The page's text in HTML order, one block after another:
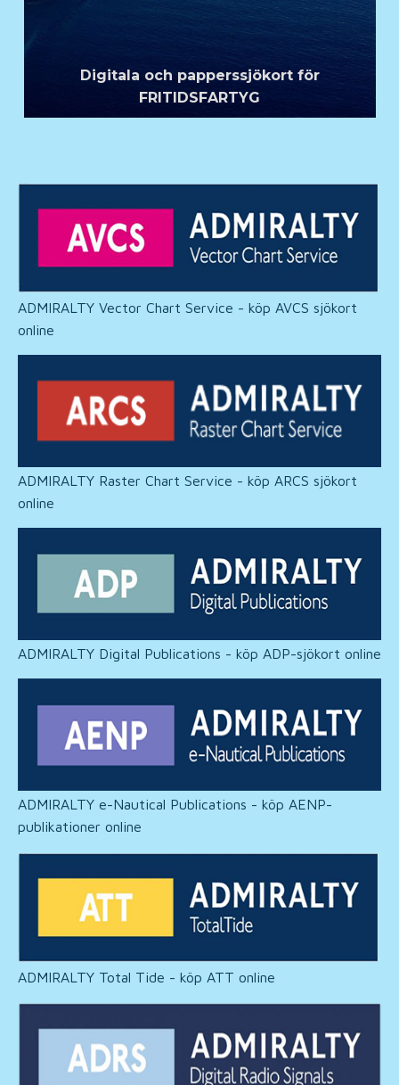
Digitala och papperssjökort för
FRITIDSFARTYG
ADMIRALTY Vector Chart Service - köp AVCS sjökort
online
ADMIRALTY Raster Chart Service - köp ARCS sjökort
online
ADMIRALTY Digital Publications - köp ADP-sjökort online
ADMIRALTY e-Nautical Publications - köp AENP-
publikationer online
ADMIRALTY Total Tide - köp ATT online